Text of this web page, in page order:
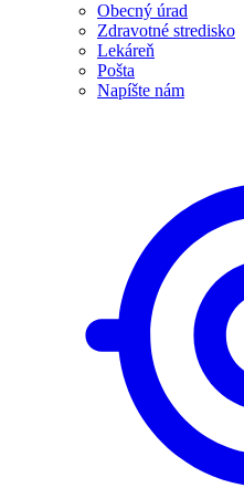
Obecný úrad
Zdravotné stredisko
Lekáreň
Pošta
Napíšte nám